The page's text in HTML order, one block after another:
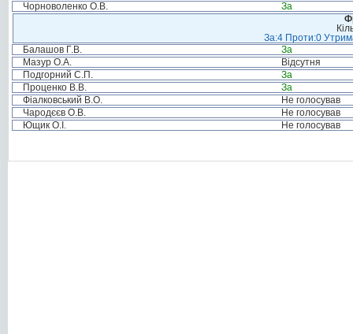
Чорноволенко О.В.
За
За:4 Проти:0
Балашов Г.В.
За
Мазур О.А.
Відсутня
Подгорний С.П.
За
Проценко В.В.
За
Фіалковський В.О.
Не голосував
Чародєєв О.В.
Не голосував
Ющик О.І.
Не голосував